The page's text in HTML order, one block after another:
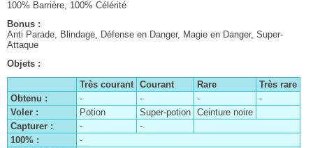
100% Barrière, 100% Célérité
Bonus :
Anti Parade, Blindage, Défense en Danger, Magie en Danger, Super-
Attaque
Objets :
Très courant Courant Rare
Très rare
Obtenu :
- - -
-
Voler :
Potion Super-potion Ceinture noire
Capturer :
-
-
100% :
-
Anne et ses soeurs
Les Éons
L'affaire du Pampa disparu
La route des vins
Le Géodragon